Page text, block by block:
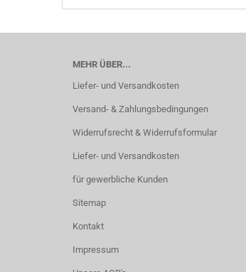
MEHR ÜBER...
Liefer- und Versandkosten
Versand- & Zahlungsbedingungen
Widerrufsrecht & Widerrufsformular
Liefer- und Versandkosten
für gewerbliche Kunden
Sitemap
Kontakt
Impressum